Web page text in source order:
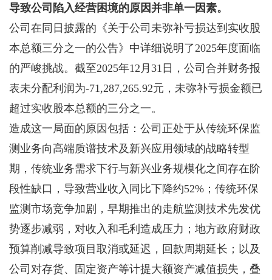
导致公司陷入经营困境的原因并非单一因素。
公司在同日披露的《关于公司未弥补亏损达到实收股
本总额三分之一的公告》中详细说明了2025年度面临
的严峻挑战。截至2025年12月31日，公司合并财务报
表未分配利润为-71,287,265.92元，未弥补亏损金额已
超过实收股本总额的三分之一。
造成这一局面的原因包括：公司正处于从传统环保监
测业务向高端质谱技术及新兴应用领域的战略转型
期，传统业务需求下行与新兴业务规模化之间存在阶
段性缺口，导致营业收入同比下降约52%；传统环保
监测市场竞争加剧，早期推出的走航监测技术先发优
势逐步减弱，对收入和毛利造成压力；地方政府财政
预算削减导致项目取消或延迟，回款周期延长；以及
公司对存货、固定资产等计提大额资产减值损失，叠